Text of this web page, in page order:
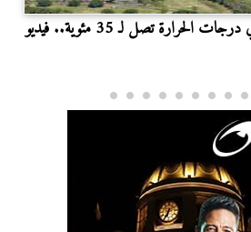
تصل لـ 35 مئوية.. فيديو